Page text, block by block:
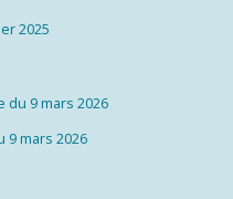
2025
9 mars 2026
9 mars 2026